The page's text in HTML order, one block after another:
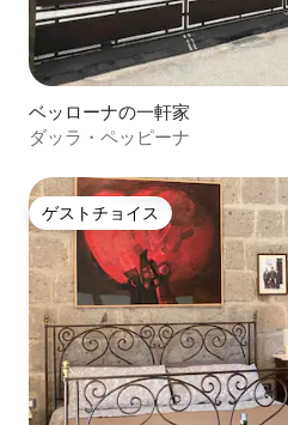
ベッローナの一軒家
ダッラ・ペッピーナ
ゲストチョイス
ゲストチョイス